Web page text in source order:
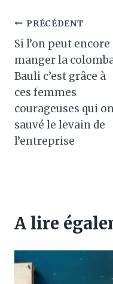
Navigation
de
l’article
PRÉCÉDENT
Si l’on peut encore
manger la
Bauli c’est grâce à
ces femmes
courageuses qui
sauvé le levain de
l’entreprise
A lire